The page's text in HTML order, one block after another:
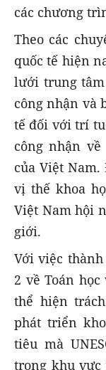
các chương
Theo các
quốc tế hiện
lưới trung tâm
công nhận và
tế đối với trí
công nhận
của Việt
vị thế khoa
Việt Nam hội
giới.
Với việc
2 về Toán
thể hiện
phát triển
tiêu mà
trong khu vực